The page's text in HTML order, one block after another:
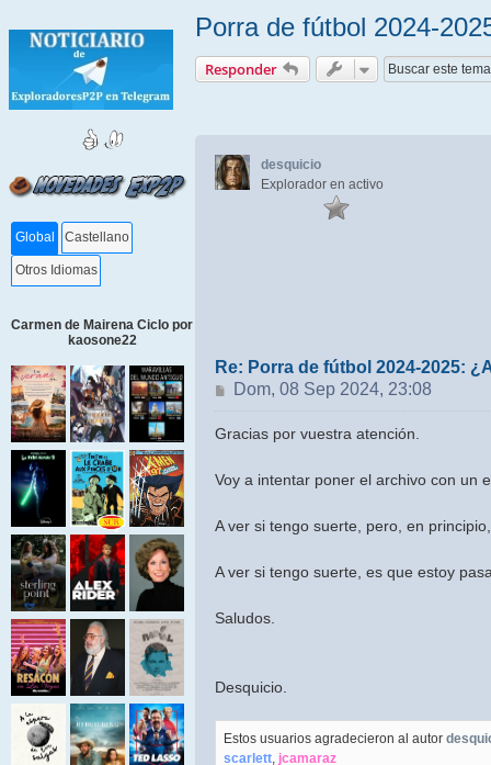
Global Castellano
Otros Idiomas
Carmen de Mairena Ciclo por
kaosone22
Porra de fútbol 2024-
Responder
desquicio
Explorador en activo
Re: Porra de fútbol 2024-2025:
Mensaje
Dom, 08 Sep 2024, 23:08
Gracias por vuestra atención.
Voy a intentar poner el archivo con un
A ver si tengo suerte, pero, en
A ver si tengo suerte, es que estoy
Saludos.
Desquicio.
Estos usuarios agradecieron al autor
scarlett, jcamaraz